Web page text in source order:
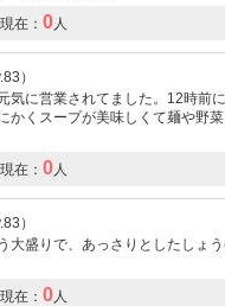
現在： 0 人
）
気に営業されてました。12時前
かくスープが美味しくて麺や野
現在： 0 人
）
大盛りで、あっさりとしたしょ
現在： 0 人